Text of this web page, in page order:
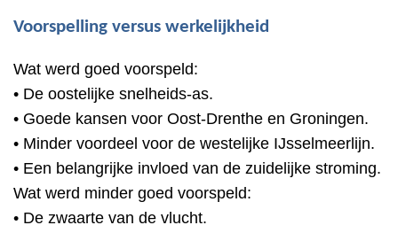
Voorspelling versus werkelijkheid
Wat werd goed voorspeld:
• De oostelijke snelheids-as.
• Goede kansen voor Oost-Drenthe en Groningen.
• Minder voordeel voor de westelijke IJsselmeerlijn.
• Een belangrijke invloed van de zuidelijke stroming.
Wat werd minder goed voorspeld:
• De zwaarte van de vlucht.